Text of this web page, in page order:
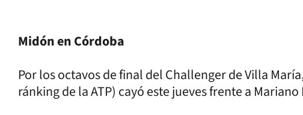
Midón en Córdoba
Por los octavos de final del Challenger de Villa
ránking de la ATP) cayó este jueves frente a